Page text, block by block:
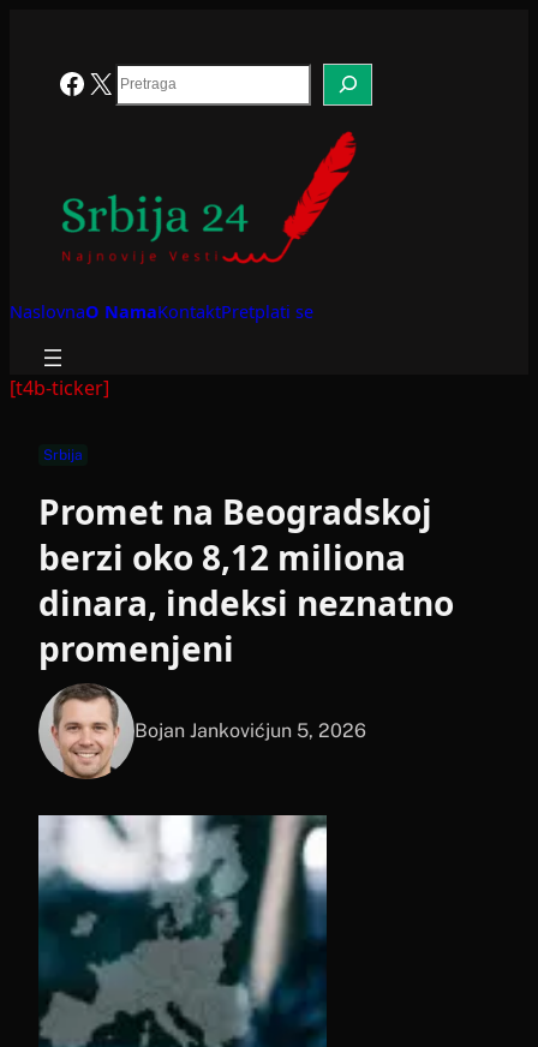
Facebook
X Search
NaslovnaO NamaKontaktPretplati se
[t4b-ticker]
Srbija
Promet na Beogradskoj
berzi oko 8,12 miliona
dinara, indeksi neznatno
promenjeni
Bojan Jankovićjun 5, 2026